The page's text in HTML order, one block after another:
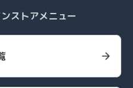
ストアメニュー